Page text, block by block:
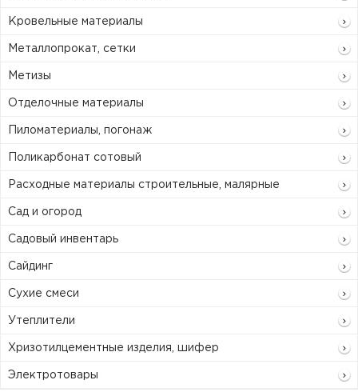
Кровельные материалы
Металлопрокат, сетки
Метизы
Отделочные материалы
Пиломатериалы, погонаж
Поликарбонат сотовый
Расходные материалы строительные, малярные
Сад и огород
Садовый инвентарь
Сайдинг
Сухие смеси
Утеплители
Хризотилцементные изделия, шифер
Электротовары